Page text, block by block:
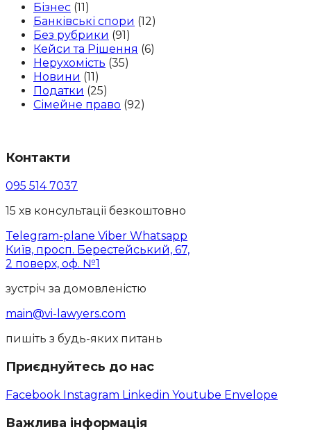
Бізнес (11)
Банківські спори (12)
Без рубрики (91)
Кейси та Рішення (6)
Нерухомість (35)
Новини (11)
Податки (25)
Сімейне право (92)
Контакти
095 514 7037
15 хв консультації безкоштовно
Telegram-plane Viber Whatsapp
Київ, просп. Берестейський, 67,
2 поверх, оф. №1
зустріч за домовленістю
main@vi-lawyers.com
пишіть з будь-яких питань
Приєднуйтесь до нас
Facebook Instagram Linkedin Youtube Envelope
Важлива інформація